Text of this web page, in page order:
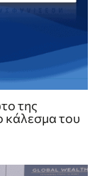
της
κάλεσμα του